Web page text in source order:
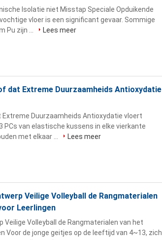
Isolatie niet Misstap Speciale Opduikende
vloer is een significant gevaar. Sommige
Pu zijn ...
Lees meer
dat Extreme Duurzaamheids Antioxydatie
Duurzaamheids Antioxydatie vloert
PCs van elastische kussens in elke vierkante
met elkaar ...
Lees meer
Veilige Volleyball de Rangmaterialen
Leerlingen
Veilige Volleyball de Rangmaterialen van het
Voor de jonge geitjes op de leeftijd van 4~13, zich